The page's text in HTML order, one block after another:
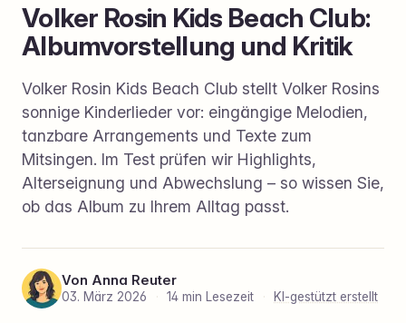
Volker Rosin Kids Beach Club:
Albumvorstellung und Kritik
Volker Rosin Kids Beach Club stellt Volker Rosins
sonnige Kinderlieder vor: eingängige Melodien,
tanzbare Arrangements und Texte zum
Mitsingen. Im Test prüfen wir Highlights,
Alterseignung und Abwechslung – so wissen Sie,
ob das Album zu Ihrem Alltag passt.
Von Anna Reuter
03. März 2026 · 14 min Lesezeit · KI-gestützt erstellt